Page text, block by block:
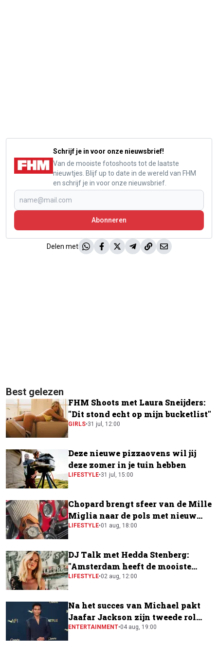
Schrijf je in voor onze nieuwsbrief!
Van de mooiste fotoshoots tot de laatste
nieuwtjes. Blijf up to date in de wereld van FHM
en schrijf je in voor onze nieuwsbrief.
Abonneren
Delen met
Best gelezen
FHM Shoots met Laura Sneijders:
"Dit stond echt op mijn bucketlist"
GIRLS•31 jul, 12:00
Deze nieuwe pizzaovens wil jij
deze zomer in je tuin hebben
LIFESTYLE•31 jul, 15:00
Chopard brengt sfeer van de Mille
Miglia naar de pols met nieuw
horloge
LIFESTYLE•01 aug, 18:00
DJ Talk met Hedda Stenberg:
"Amsterdam heeft de mooiste
festivalscene van Europa"
LIFESTYLE•02 aug, 12:00
Na het succes van Michael pakt
Jaafar Jackson zijn tweede rol
naast Will Smith
ENTERTAINMENT•04 aug, 19:00